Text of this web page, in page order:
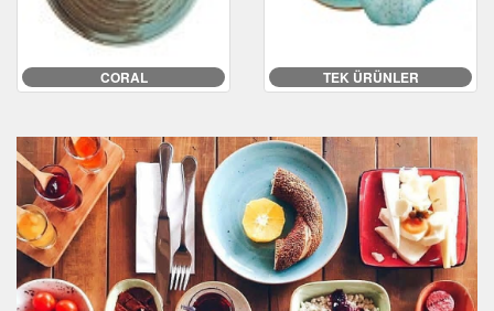
CORAL TEK ÜRÜNLER